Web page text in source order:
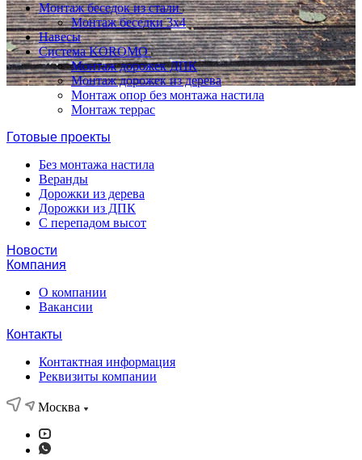
Монтаж беседок из стали
Монтаж беседки 3х4
Навесы
Система KOROMO
Монтаж дорожек ДПК
Монтаж дорожек из дерева
Монтаж опор без монтажа настила
Монтаж террас
Готовые проекты
Без монтажа настила
Веранды
Дорожки из дерева
Дорожки из ДПК
С перепадом высот
Новости
Компания
О компании
Вакансии
Контакты
Контактная информация
Реквизиты компании
Москва